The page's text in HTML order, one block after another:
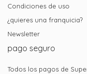
Condiciones de uso
¿quieres una franquicia?
Newsletter
pago seguro
Todos los pagos de